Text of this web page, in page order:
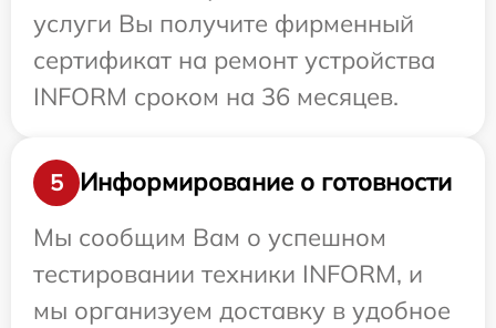
услуги Вы получите фирменный
сертификат на ремонт устройства
INFORM сроком на 36 месяцев.
5
Информирование о готовности
Мы сообщим Вам о успешном
тестировании техники INFORM, и
мы организуем доставку в удобное